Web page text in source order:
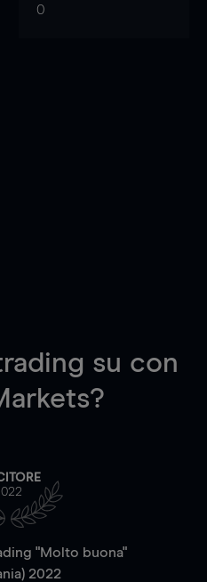
0
su con
"Molto buona"
2022